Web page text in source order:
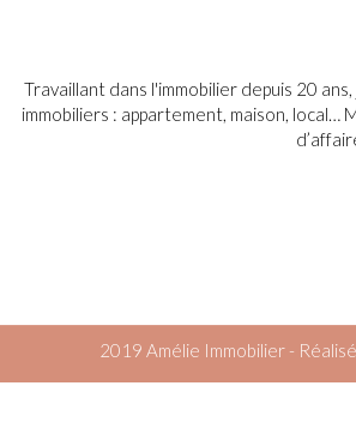
Travaillant dans l'immobilier depuis 20
immobiliers : appartement, maison,
2019 Amélie Immobilier -